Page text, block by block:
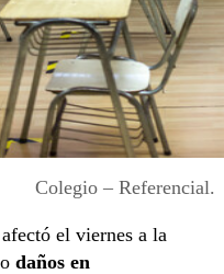
Colegio – Referencial.
afectó el viernes a la
daños en